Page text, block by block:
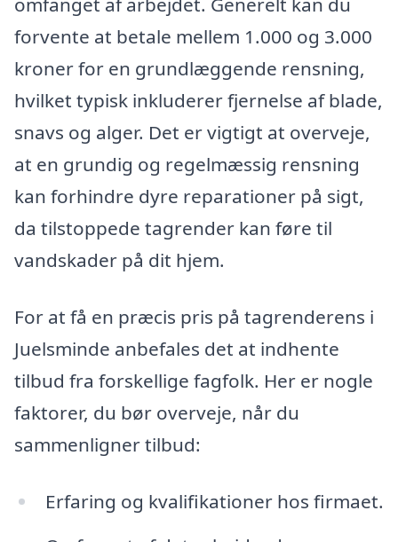
forvente at betale mellem 1.000 og 3.000
kroner for en grundlæggende rensning,
hvilket typisk inkluderer fjernelse af blade,
snavs og alger. Det er vigtigt at overveje,
at en grundig og regelmæssig rensning
kan forhindre dyre reparationer på sigt,
da tilstoppede tagrender kan føre til
vandskader på dit hjem.
For at få en præcis pris på tagrenderens i
Juelsminde anbefales det at indhente
tilbud fra forskellige fagfolk. Her er nogle
faktorer, du bør overveje, når du
sammenligner tilbud:
Erfaring og kvalifikationer hos firmaet.